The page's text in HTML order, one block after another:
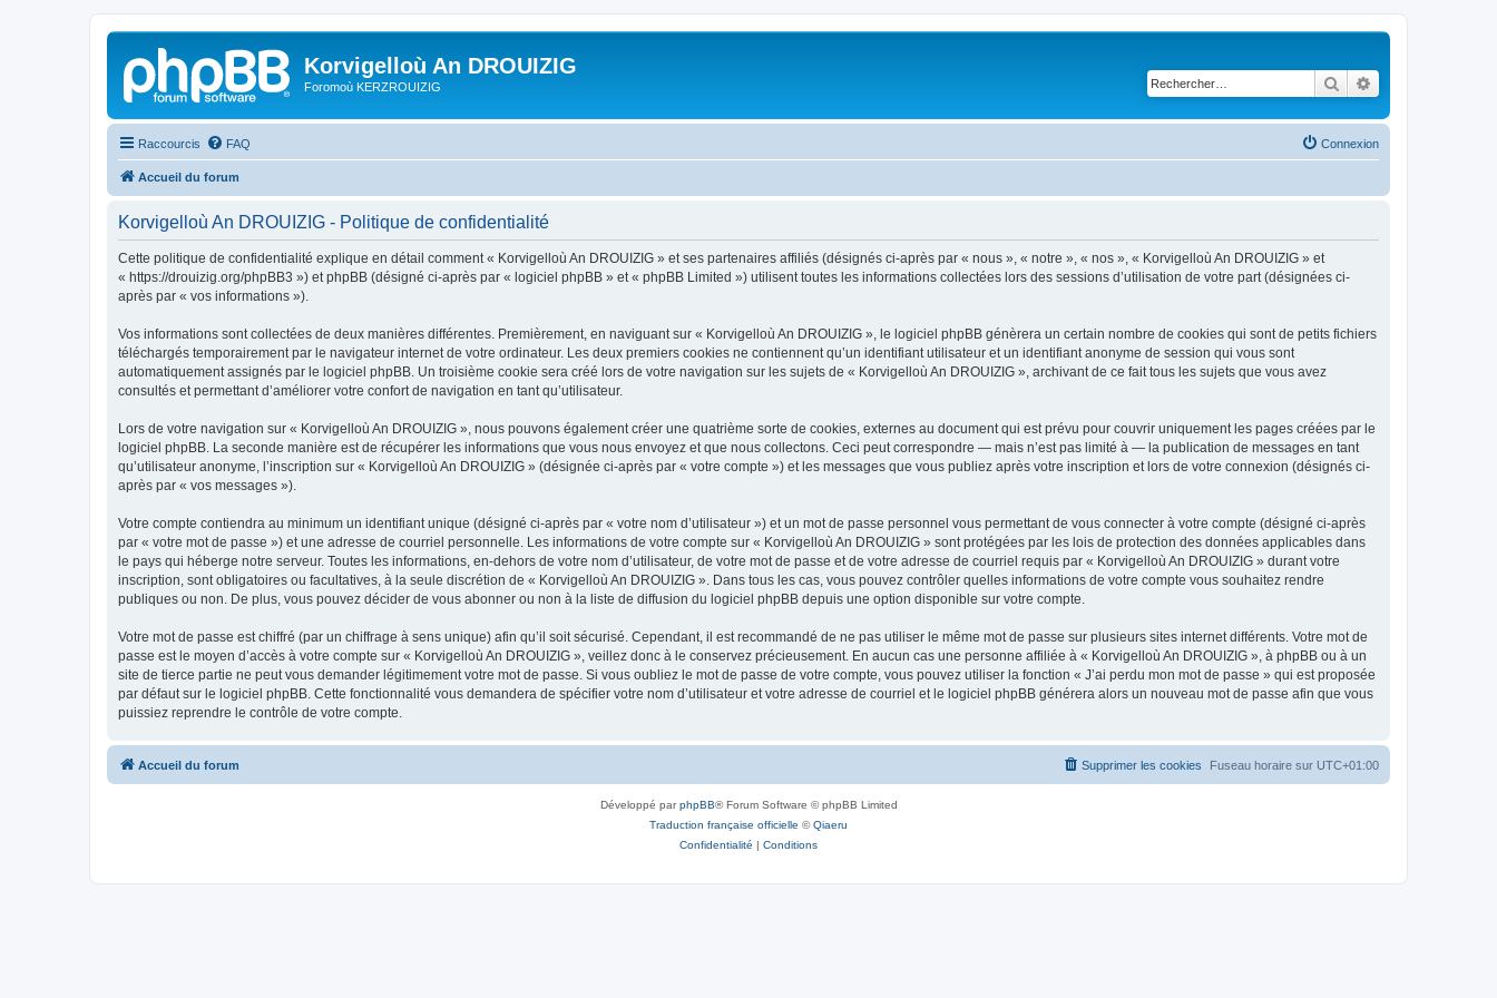
Korvigelloù An DROUIZIG
Foromoù KERZROUIZIG Rechercher
Raccourcis FAQ Connexion
Accueil du forum
Korvigelloù An DROUIZIG - Politique de confidentialité
Cette politique de confidentialité explique en détail comment « Korvigelloù An DROUIZIG » et ses partenaires affiliés (désignés ci-après par « nous », « notre », « nos », « Korvigelloù An DROUIZIG » et
« https://drouizig.org/phpBB3 ») et phpBB (désigné ci-après par « logiciel phpBB » et « phpBB Limited ») utilisent toutes les informations collectées lors des sessions d’utilisation de votre part (désignées ci-
après par « vos informations »).
Vos informations sont collectées de deux manières différentes. Premièrement, en naviguant sur « Korvigelloù An DROUIZIG », le logiciel phpBB génèrera un certain nombre de cookies qui sont de petits fichiers
téléchargés temporairement par le navigateur internet de votre ordinateur. Les deux premiers cookies ne contiennent qu’un identifiant utilisateur et un identifiant anonyme de session qui vous sont
automatiquement assignés par le logiciel phpBB. Un troisième cookie sera créé lors de votre navigation sur les sujets de « Korvigelloù An DROUIZIG », archivant de ce fait tous les sujets que vous avez
consultés et permettant d’améliorer votre confort de navigation en tant qu’utilisateur.
Lors de votre navigation sur « Korvigelloù An DROUIZIG », nous pouvons également créer une quatrième sorte de cookies, externes au document qui est prévu pour couvrir uniquement les pages créées par le
logiciel phpBB. La seconde manière est de récupérer les informations que vous nous envoyez et que nous collectons. Ceci peut correspondre — mais n’est pas limité à — la publication de messages en tant
qu’utilisateur anonyme, l’inscription sur « Korvigelloù An DROUIZIG » (désignée ci-après par « votre compte ») et les messages que vous publiez après votre inscription et lors de votre connexion (désignés ci-
après par « vos messages »).
Votre compte contiendra au minimum un identifiant unique (désigné ci-après par « votre nom d’utilisateur ») et un mot de passe personnel vous permettant de vous connecter à votre compte (désigné ci-après
par « votre mot de passe ») et une adresse de courriel personnelle. Les informations de votre compte sur « Korvigelloù An DROUIZIG » sont protégées par les lois de protection des données applicables dans
le pays qui héberge notre serveur. Toutes les informations, en-dehors de votre nom d’utilisateur, de votre mot de passe et de votre adresse de courriel requis par « Korvigelloù An DROUIZIG » durant votre
inscription, sont obligatoires ou facultatives, à la seule discrétion de « Korvigelloù An DROUIZIG ». Dans tous les cas, vous pouvez contrôler quelles informations de votre compte vous souhaitez rendre
publiques ou non. De plus, vous pouvez décider de vous abonner ou non à la liste de diffusion du logiciel phpBB depuis une option disponible sur votre compte.
Votre mot de passe est chiffré (par un chiffrage à sens unique) afin qu’il soit sécurisé. Cependant, il est recommandé de ne pas utiliser le même mot de passe sur plusieurs sites internet différents. Votre mot de
passe est le moyen d’accès à votre compte sur « Korvigelloù An DROUIZIG », veillez donc à le conservez précieusement. En aucun cas une personne affiliée à « Korvigelloù An DROUIZIG », à phpBB ou à un
site de tierce partie ne peut vous demander légitimement votre mot de passe. Si vous oubliez le mot de passe de votre compte, vous pouvez utiliser la fonction « J’ai perdu mon mot de passe » qui est proposée
par défaut sur le logiciel phpBB. Cette fonctionnalité vous demandera de spécifier votre nom d’utilisateur et votre adresse de courriel et le logiciel phpBB générera alors un nouveau mot de passe afin que vous
puissiez reprendre le contrôle de votre compte.
Accueil du forum Fuseau horaire sur UTC+01:00
Supprimer les cookies
Développé parphpBB® Forum Software © phpBB Limited
Traduction française officielle ©Qiaeru
Confidentialité | Conditions